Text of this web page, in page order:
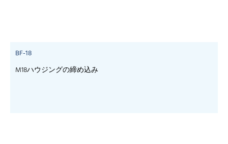
BF-18
M18ハウジングの締め込み